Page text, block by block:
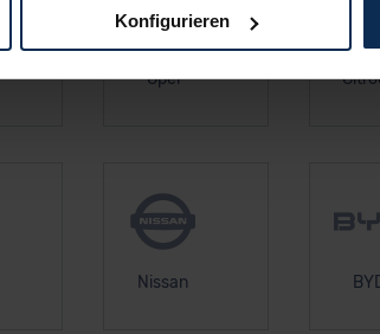
der EU zu übermitteln oder dort
Kontakt zu unserem
Konfigurieren
Opel
Nissan